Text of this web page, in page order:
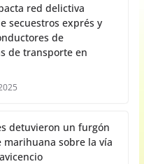
red delictiva
secuestros exprés y
de
de transporte en
detuvieron un furgón
marihuana sobre la vía